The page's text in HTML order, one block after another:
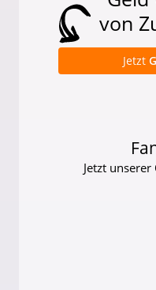
von
Jetzt
Jetzt